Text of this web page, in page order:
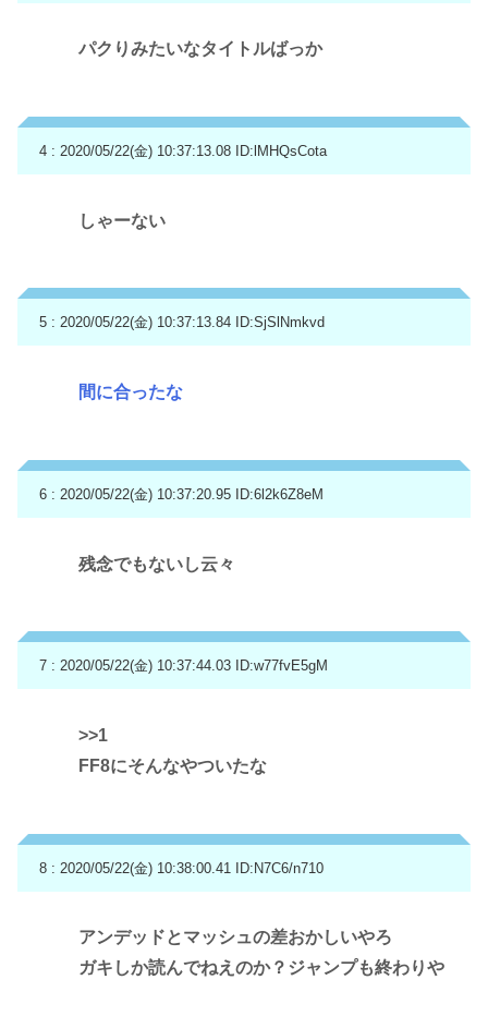
パクりみたいなタイトルばっか
4 : 2020/05/22(金) 10:37:13.08 ID:lMHQsCota
しゃーない
5 : 2020/05/22(金) 10:37:13.84 ID:SjSlNmkvd
間に合ったな
6 : 2020/05/22(金) 10:37:20.95 ID:6l2k6Z8eM
残念でもないし云々
7 : 2020/05/22(金) 10:37:44.03 ID:w77fvE5gM
>>1
FF8にそんなやついたな
8 : 2020/05/22(金) 10:38:00.41 ID:N7C6/n710
アンデッドとマッシュの差おかしいやろ
ガキしか読んでねえのか？ジャンプも終わりや